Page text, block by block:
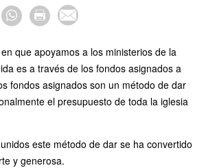
que apoyamos a los ministerios de la
es a través de los fondos asignados a
fondos asignados son un método de dar
el presupuesto de toda la iglesia
este método de dar se ha convertido
y generosa.